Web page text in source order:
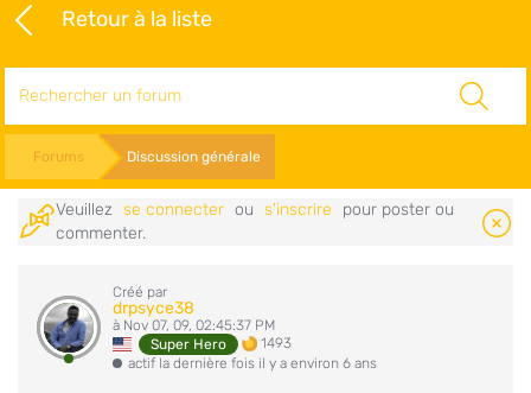
Retour à la liste
Forums Discussion générale
Veuillez se connecter ou s'inscrire
pour poster ou
commenter.
Créé par
drpsyce38
à Nov 07, 09, 02:45:37 PM
Super Hero
1493
actif la dernière fois il y a environ 6 ans